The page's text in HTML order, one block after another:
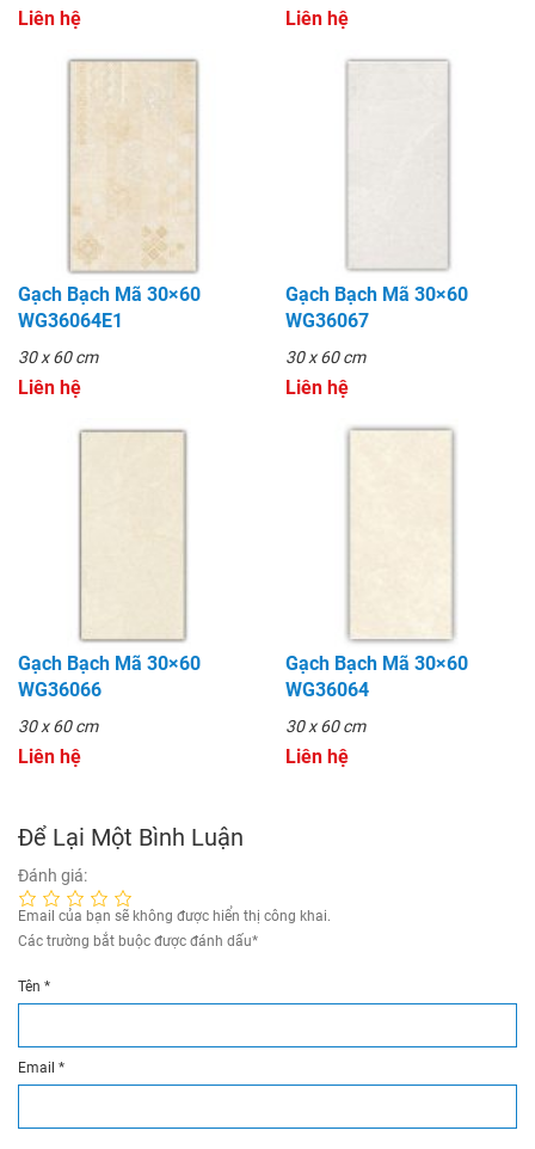
Liên hệ Liên hệ
Gạch Bạch Mã 30×60
WG36064E1
30 x 60 cm
Liên hệ
Gạch Bạch Mã 30×60
WG36067
30 x 60 cm
Liên hệ
Gạch Bạch Mã 30×60
WG36066
30 x 60 cm
Liên hệ
Gạch Bạch Mã 30×60
WG36064
30 x 60 cm
Liên hệ
Để Lại Một Bình Luận
Đánh giá:
Email của bạn sẽ không được hiển thị công khai.
Các trường bắt buộc được đánh dấu*
Tên *
Email *